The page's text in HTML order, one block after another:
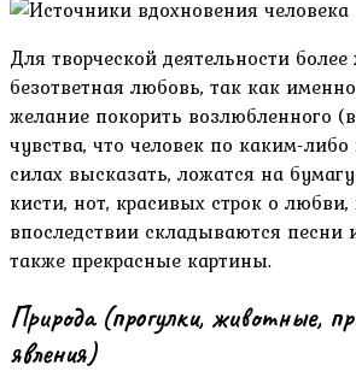
Для творческой деятельности более
безответная любовь, так как
желание покорить возлюбленного
чувства, что человек по каким-
силах высказать, ложатся на
кисти, нот, красивых строк о
впоследствии складываются песни
также прекрасные картины.
Природа (прогулки, животные,
явления)